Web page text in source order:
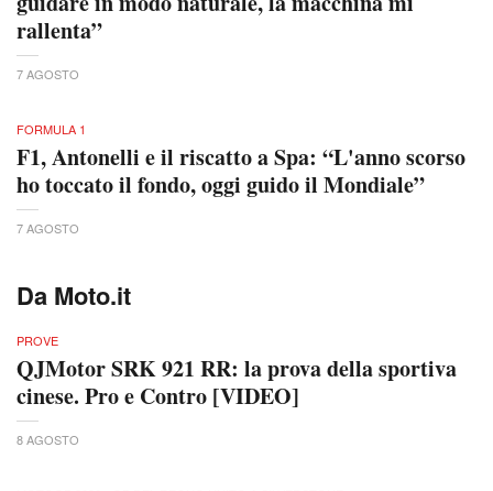
rallenta”
7 AGOSTO
FORMULA 1
F1, Antonelli e il riscatto a Spa: “L'anno scorso
ho toccato il fondo, oggi guido il Mondiale”
7 AGOSTO
Da Moto.it
PROVE
QJMotor SRK 921 RR: la prova della sportiva
cinese. Pro e Contro [VIDEO]
8 AGOSTO